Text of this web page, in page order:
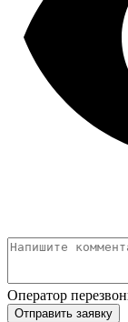
Оператор
Отправить заявку